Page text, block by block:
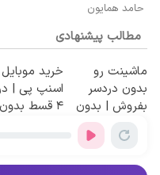
حامد همایون
مطالب پیشنهادی
ماشینت رو
بدون دردسر
بفروش | بدون
کمسیون 😍
خرید موبایل
اسنپ پی |
۴ قسط بدون